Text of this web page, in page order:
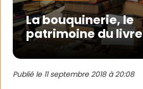
La bouquinerie, le
patrimoine du livre
Publié le 11 septembre 2018 à 20:08